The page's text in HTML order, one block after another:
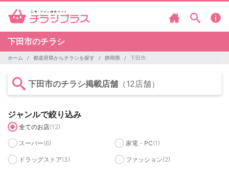
下田市のチラシ
ホーム 都道府県からチラシを探す 静岡県 下田市
下田市のチラシ掲載店舗 （12店舗）
ジャンルで絞り込み
全てのお店(12)
スーパー(6) 家電・PC(1)
ドラッグストア(3) ファッション(2)